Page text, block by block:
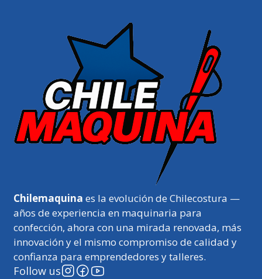
Chilemaquina es la evolución de Chilecostura —
años de experiencia en maquinaria para
confección, ahora con una mirada renovada, más
innovación y el mismo compromiso de calidad y
confianza para emprendedores y talleres.
Follow us